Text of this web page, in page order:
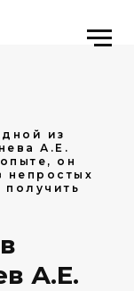
из
А.Е.
он
непростых
А.Е.